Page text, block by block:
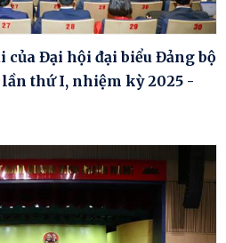
Đại hội đại biểu Đảng bộ
thứ I, nhiệm kỳ 2025 -